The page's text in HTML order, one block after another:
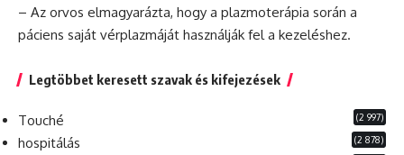
– Az orvos elmagyarázta, hogy a plazmoterápia során a
páciens saját vérplazmáját használják fel a kezeléshez.
Legtöbbet keresett szavak és kifejezések
Touché (2 997)
hospitálás (2 878)